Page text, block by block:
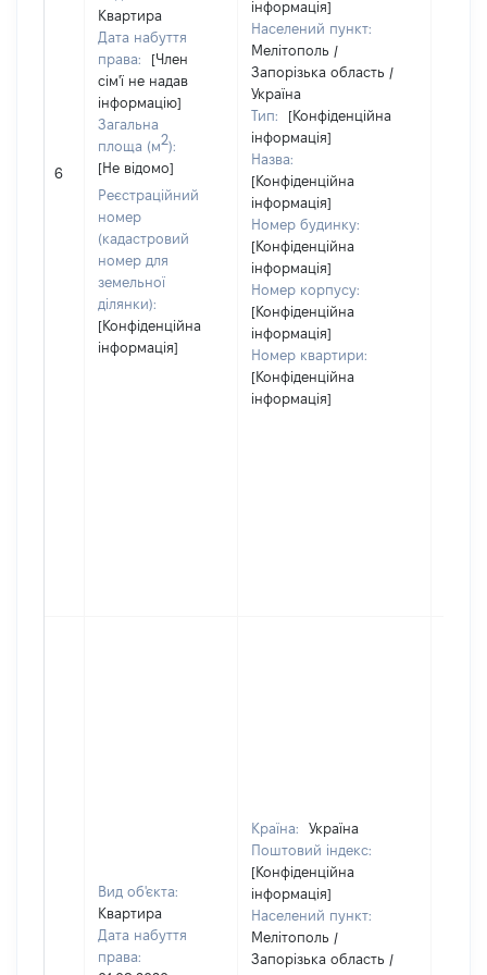
6
Квартира
Дата набуття
права:
[Член
сім'ї не надав
інформацію]
Загальна
площа (м2):
[Не відомо]
Реєстраційний
номер
(кадастровий
номер для
земельної
ділянки):
[Конфіденційна
інформація]
інформація]
Населений пункт:
Мелітополь /
Запорізька область /
Україна
Тип:
[Конфіденційна
інформація]
Назва:
[Конфіденційна
інформація]
Номер будинку:
[Конфіденційна
інформація]
Номер корпусу:
[Конфіденційна
інформація]
Номер квартири:
[Конфіденційна
інформація]
Вид об'єкта:
Квартира
Дата набуття
права:
Країна:
Україна
Поштовий індекс:
[Конфіденційна
інформація]
Населений пункт:
Мелітополь /
Запорізька область /